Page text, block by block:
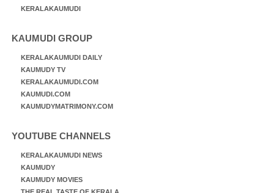
KERALAKAUMUDI
KAUMUDI GROUP
KERALAKAUMUDI DAILY
KAUMUDY TV
KERALAKAUMUDI.COM
KAUMUDI.COM
KAUMUDYMATRIMONY.COM
YOUTUBE CHANNELS
KERALAKAUMUDI NEWS
KAUMUDY
KAUMUDY MOVIES